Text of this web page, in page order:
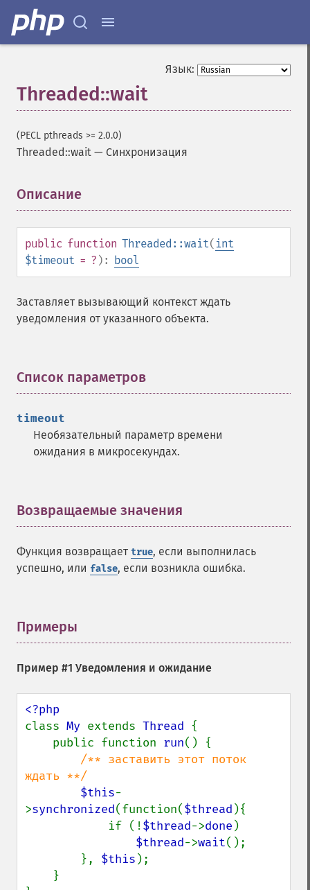
Язык:
Threaded::wait
(PECL pthreads >= 2.0.0)
Threaded::wait — Синхронизация
Описание
public function Threaded::wait( int
$timeout = ? ): bool
Заставляет вызывающий контекст ждать
уведомления от указанного объекта.
Список параметров
timeout
Необязательный параметр времени
ожидания в микросекундах.
Возвращаемые значения
Функция возвращает true, если выполнилась
успешно, или false, если возникла ошибка.
Примеры
Пример #1 Уведомления и ожидание
class My extends Thread {
    public function
run() {
/** заставить этот поток
ждать **/
$this-
>synchronized(function($thread ){
            if (!
$thread->done )
$thread->wait();
        },
$this );